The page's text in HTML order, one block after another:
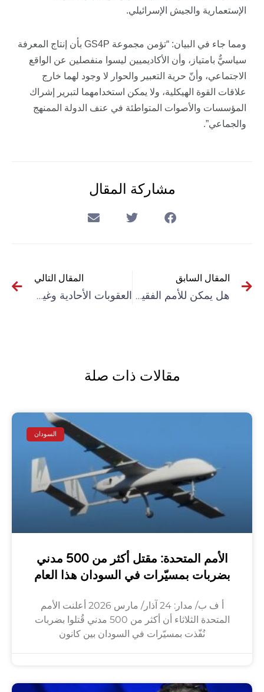
الإستعمارية والجيش الإسرائيلي.
ومما جاء في البيان: “تؤمن مجموعة GS4P بأن إنتاج المعرفة
سياسيٌّ بامتياز، وأن الأكاديميين ليسوا منفصلين عن الواقع
الاجتماعي، وأنّ حرية التعبير والحوار لا وجود لهما خارج
علاقات القوة الهيكلية، ولا يمكن استخدامهما لتبرير إشراك
المؤسسات والأصوات المتواطئة في عنف الدولة الممنهج
والجماعي”.
مشاركة المقال
المقال السابق
هل يمكن للأمم الفقيرة بناء هندسة جديدة للتنمية والسيادة؟: المراسلة 30 (2025)
المقال التالي
العقوبات الأحادية وغير القانونية – خصوصا الأمريكية – تودي بحياة نصف مليون مدني سنوياً: المراسلة 31 (2025)
مقالات ذات صلة
السودان
الأمم المتحدة: مقتل أكثر من 500 مدني
بضربات بمسيّرات في السودان هذا العام
أ ف ب/ مدار: 24 آذار/ مارس 2026 أعلنت الأمم
المتحدة الثلاثاء أن أكثر من 500 مدني قُتلوا بضربات
نُفّذت بمسيّرات في السودان بين كانون